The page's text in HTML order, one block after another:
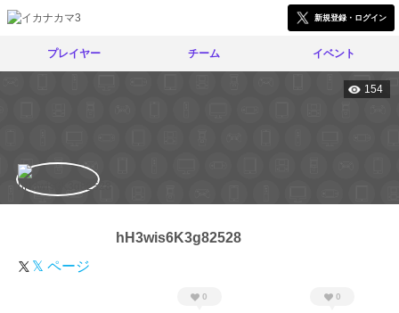
新規登録・ログイン
プレイヤー チーム イベント
154
hH3wis6K3g82528
𝕏 ページ
0 0